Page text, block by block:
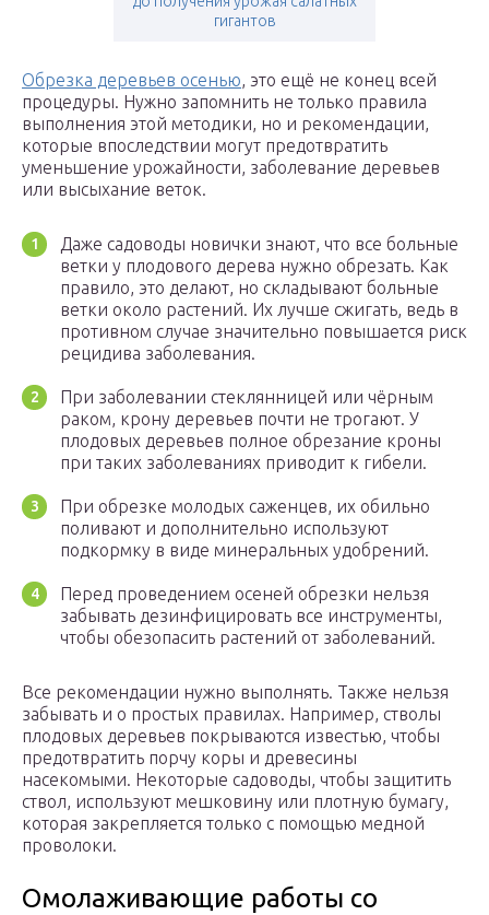
гигантов
Обрезка деревьев осенью, это ещё не конец всей
процедуры. Нужно запомнить не только правила
выполнения этой методики, но и рекомендации,
которые впоследствии могут предотвратить
уменьшение урожайности, заболевание деревьев
или высыхание веток.
Даже садоводы новички знают, что все больные
ветки у плодового дерева нужно обрезать. Как
правило, это делают, но складывают больные
ветки около растений. Их лучше сжигать, ведь в
противном случае значительно повышается риск
рецидива заболевания.
При заболевании стеклянницей или чёрным
раком, крону деревьев почти не трогают. У
плодовых деревьев полное обрезание кроны
при таких заболеваниях приводит к гибели.
При обрезке молодых саженцев, их обильно
поливают и дополнительно используют
подкормку в виде минеральных удобрений.
Перед проведением осеней обрезки нельзя
забывать дезинфицировать все инструменты,
чтобы обезопасить растений от заболеваний.
Все рекомендации нужно выполнять. Также нельзя
забывать и о простых правилах. Например, стволы
плодовых деревьев покрываются известью, чтобы
предотвратить порчу коры и древесины
насекомыми. Некоторые садоводы, чтобы защитить
ствол, используют мешковину или плотную бумагу,
которая закрепляется только с помощью медной
проволоки.
Омолаживающие работы со